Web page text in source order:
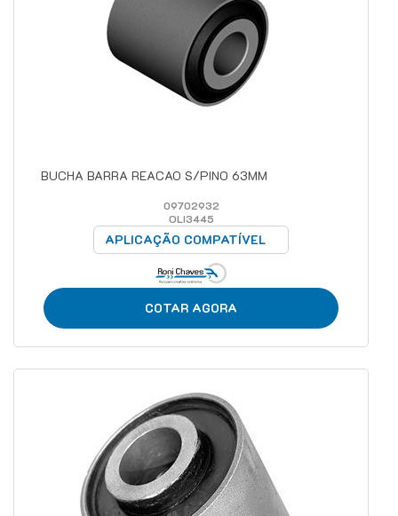
BUCHA BARRA REACAO S/PINO 63MM
09702932
OLI3445
APLICAÇÃO COMPATÍVEL
COTAR AGORA